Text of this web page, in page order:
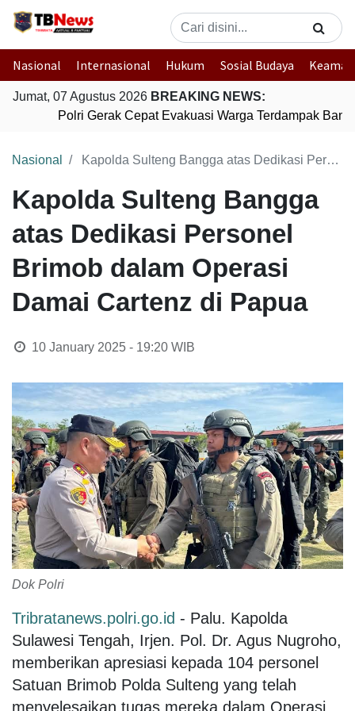
Nasional Internasional Hukum Sosial Budaya
Jumat, 07 Agustus 2026 BREAKING NEWS:
Polri Gerak Cepat Evakuasi Warga Terdampak
Nasional Kapolda Sulteng Bangga atas Dedikasi Personel Brimob dalam Operasi Damai Cartenz di Papua
Kapolda Sulteng Bangga
atas Dedikasi Personel
Brimob dalam Operasi
Damai Cartenz di Papua
10 January 2025 - 19:20WIB
Dok Polri
Tribratanews.polri.go.id - Palu. Kapolda
Sulawesi Tengah, Irjen. Pol. Dr. Agus Nugroho,
memberikan apresiasi kepada 104 personel
Satuan Brimob Polda Sulteng yang telah
menyelesaikan tugas mereka dalam Operasi